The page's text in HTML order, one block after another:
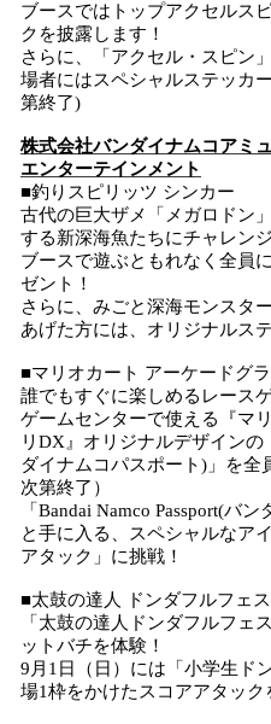
ブースではトップアクセルス
クを披露します！
さらに、「アクセル・スピン
場者にはスペシャルステッカ
第終了)
株式会社バンダイナムコアミ
エンターテインメント
■釣りスピリッツ シンカー
古代の巨大ザメ「メガロドン
する新深海魚たちにチャレン
ブースで遊ぶともれなく全員
ゼント！
さらに、みごと深海モンスタ
あげた方には、オリジナルス
■マリオカート アーケードグ
誰でもすぐに楽しめるレース
ゲームセンターで使える『マ
リDX』オリジナルデザインの
ダイナムコパスポート)」を
次第終了）
「Bandai Namco Passport(バ
と手に入る、スペシャルなア
アタック」に挑戦！
■太鼓の達人 ドンダフルフェ
「太鼓の達人ドンダフルフェ
ットバチを体験！
9月1日（日）には「小学生ド
場1枠をかけたスコアアタック